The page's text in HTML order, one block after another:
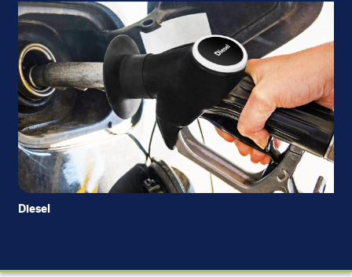
Diesel